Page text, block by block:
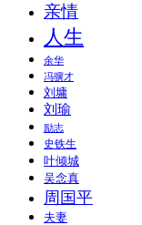
亲情
人生
余华
冯骥才
刘墉
刘瑜
励志
史铁生
叶倾城
吴念真
周国平
夫妻